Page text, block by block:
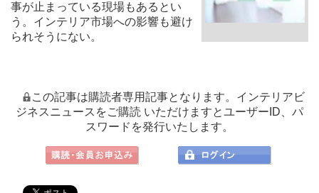
事が止まっている現場もあるとい
う。インテリア市場への影響も避け
られそうにない。
この記事は購読者専用記事となります。インテリアビ
ジネスニュースをご購読 いただけますとユーザーID、パ
スワードを発行いたします。